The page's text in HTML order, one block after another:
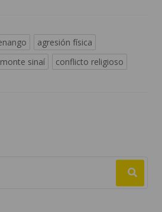
agresión física
sinaí conflicto religioso